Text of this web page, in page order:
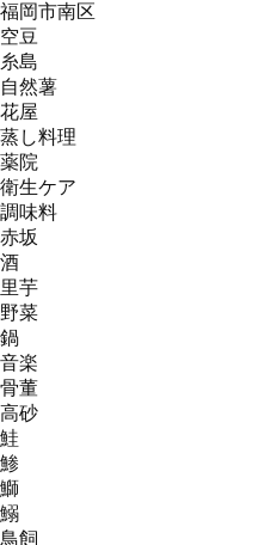
福岡市南区
空豆
糸島
自然薯
花屋
蒸し料理
薬院
衛生ケア
調味料
赤坂
酒
里芋
野菜
鍋
音楽
骨董
高砂
鮭
鯵
鰤
鰯
鳥飼